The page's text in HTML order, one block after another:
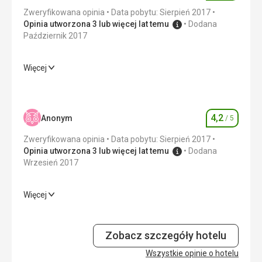
Ta recenzja została automatycznie przetłumaczona za
pomocą Google Translate
Zweryfikowana opinia
Data pobytu: Sierpień 2017
Opinia utworzona 3 lub więcej lat temu
Dodana
Październik 2017
Okolica 3,0/ 5
Usługi 2,0
Więcej
Anonym Ocena
4,2 / 5
Zweryfikowana opinia
Data pobytu: Sierpień 2017
Opinia utworzona 3 lub więcej lat temu
Dodana
Wrzesień 2017
4,0 / 5
3,0/ 5
Więcej
Zobacz szczegóły hotelu
Wszystkie opinie o hotelu